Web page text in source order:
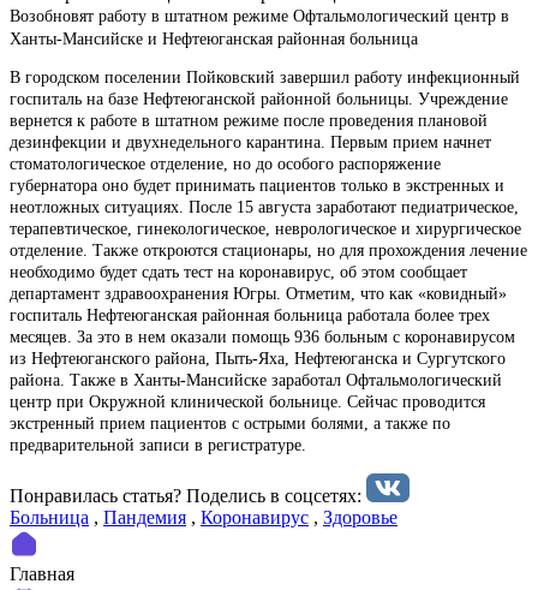
Возобновят работу в штатном режиме Офтальмологический центр в
Ханты-Мансийске и Нефтеюганская районная больница
В городском поселении Пойковский завершил работу инфекционный
госпиталь на базе Нефтеюганской районной больницы. Учреждение
вернется к работе в штатном режиме после проведения плановой
дезинфекции и двухнедельного карантина. Первым прием начнет
стоматологическое отделение, но до особого распоряжение
губернатора оно будет принимать пациентов только в экстренных и
неотложных ситуациях. После 15 августа заработают педиатрическое,
терапевтическое, гинекологическое, неврологическое и хирургическое
отделение. Также откроются стационары, но для прохождения лечение
необходимо будет сдать тест на коронавирус, об этом сообщает
департамент здравоохранения Югры. Отметим, что как «ковидный»
госпиталь Нефтеюганская районная больница работала более трех
месяцев. За это в нем оказали помощь 936 больным с коронавирусом
из Нефтеюганского района, Пыть-Яха, Нефтеюганска и Сургутского
района. Также в Ханты-Мансийске заработал Офтальмологический
центр при Окружной клинической больнице. Сейчас проводится
экстренный прием пациентов с острыми болями, а также по
предварительной записи в регистратуре.
Понравилась статья? Поделиcь в соцсетях:
Больница , Пандемия , Коронавирус , Здоровье
Главная